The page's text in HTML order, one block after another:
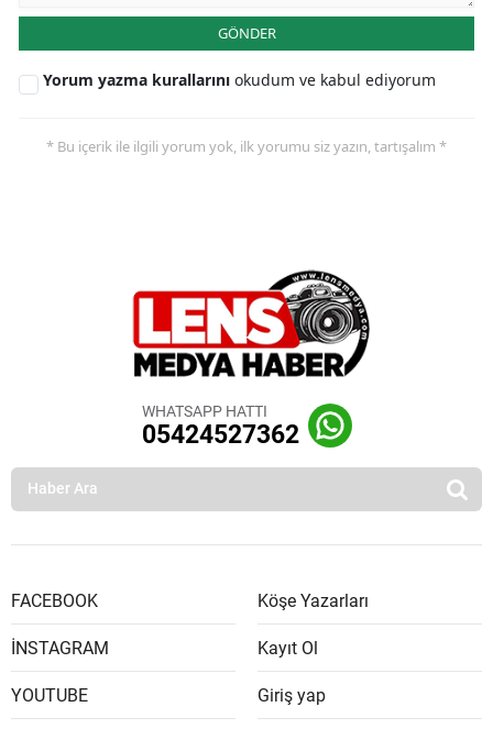
GÖNDER
Yorum yazma kurallarını okudum ve kabul ediyorum
* Bu içerik ile ilgili yorum yok, ilk yorumu siz yazın, tartışalım *
WHATSAPP HATTI
05424527362
FACEBOOK
İNSTAGRAM
YOUTUBE
Köşe Yazarları
Kayıt Ol
Giriş yap